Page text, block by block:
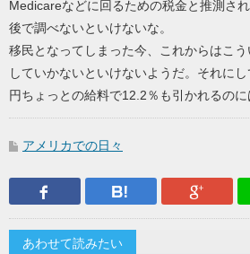
Medicareなどに回るための税金と推測さ
後で調べないといけないな。
移民となってしまった今、これからはこ
していかないといけないようだ。それに
円ちょっとの給料で12.2％も引かれるのに
アメリカでの日々
Facebook はてなブ
あわせて読みたい